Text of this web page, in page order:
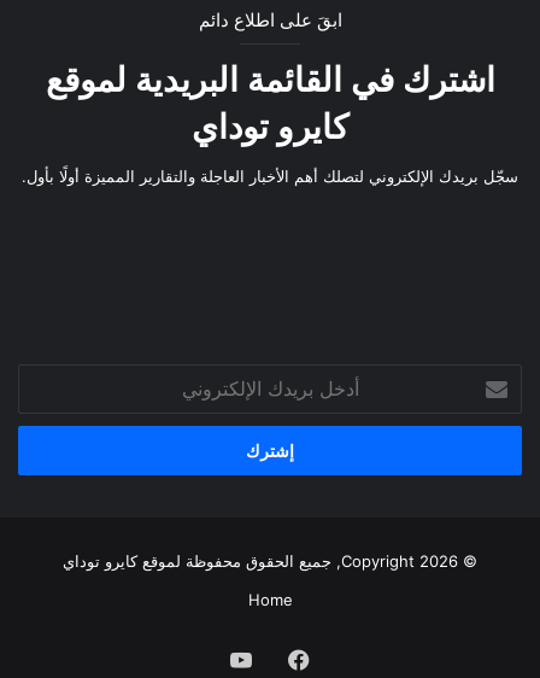
ابقَ على اطلاع دائم
اشترك في القائمة البريدية لموقع
كايرو توداي
سجّل بريدك الإلكتروني لتصلك أهم الأخبار العاجلة والتقارير المميزة أولًا بأول.
بريدك
الإلكتروني
© Copyright 2026, جميع الحقوق محفوظة لموقع
كايرو توداي
Home
فيسبوك